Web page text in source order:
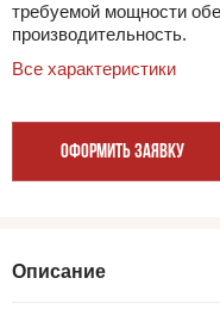
требуемой мощности
производительность.
Все характеристики
ОФОРМИТЬ ЗАЯВКУ
Описание